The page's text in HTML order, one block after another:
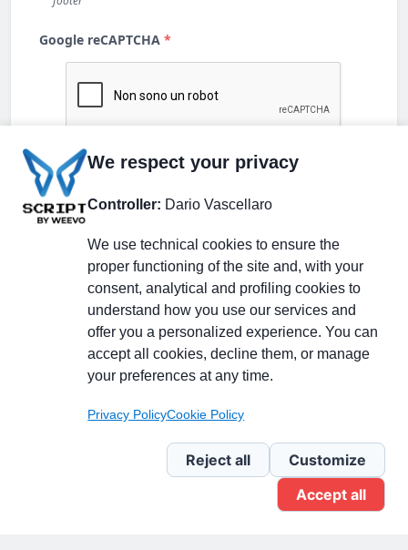
Partecipa alla discussione
Pagina Linkedin
Newsletter Linkedin
We respect your privacy
Controller: Dario Vascellaro
We use technical cookies to ensure the
proper functioning of the site and, with your
consent, analytical and profiling cookies to
understand how you use our services and
offer you a personalized experience. You can
accept all cookies, decline them, or manage
your preferences at any time.
Privacy PolicyCookie Policy
Reject all
Customize
Accept all